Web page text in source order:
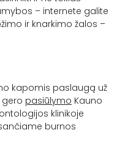
– internete galite
ir knarkimo žalos –
kapomis paslaugą už
gero pasiūlymo Kauno
klinikoje
burnos